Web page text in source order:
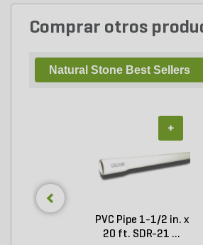
Comprar otros
Natural Stone Best Sellers
PVC Pipe 1-1/2 in. x
20 ft. SDR-21 ...
+